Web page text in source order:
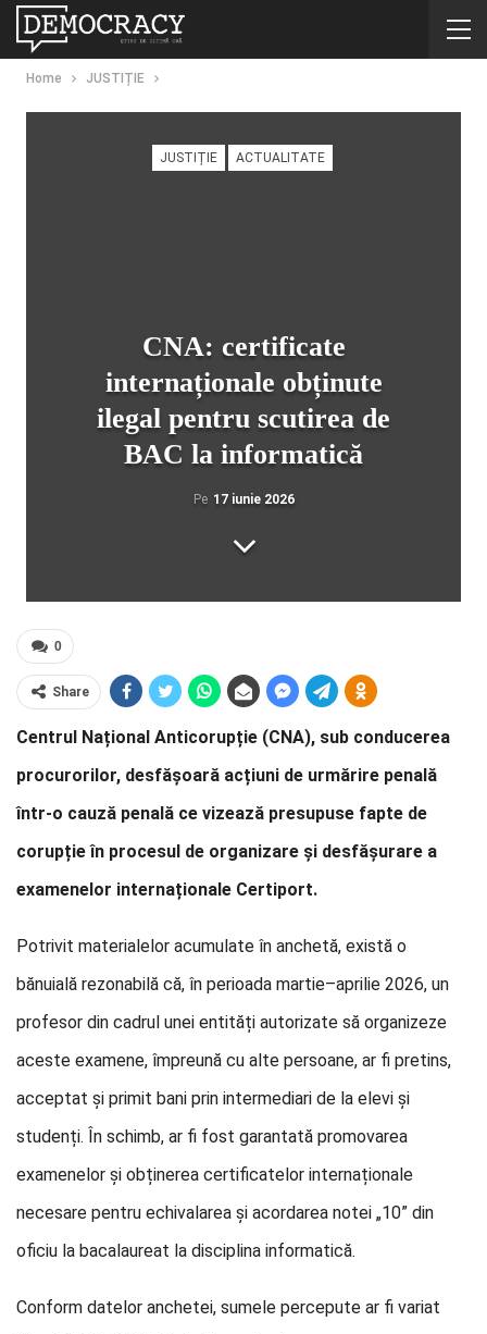
Home JUSTIȚIE
JUSTIȚIE ACTUALITATE
CNA: certificate
internaționale obținute
ilegal pentru scutirea de
BAC la informatică
Pe 17 iunie 2026
0
Share
Centrul Național Anticorupție (CNA), sub conducerea
procurorilor, desfășoară acțiuni de urmărire penală
într-o cauză penală ce vizează presupuse fapte de
corupție în procesul de organizare și desfășurare a
examenelor internaționale Certiport.
Potrivit materialelor acumulate în anchetă, există o
bănuială rezonabilă că, în perioada martie–aprilie 2026, un
profesor din cadrul unei entități autorizate să organizeze
aceste examene, împreună cu alte persoane, ar fi pretins,
acceptat și primit bani prin intermediari de la elevi și
studenți. În schimb, ar fi fost garantată promovarea
examenelor și obținerea certificatelor internaționale
necesare pentru echivalarea și acordarea notei „10” din
oficiu la bacalaureat la disciplina informatică.
Conform datelor anchetei, sumele percepute ar fi variat